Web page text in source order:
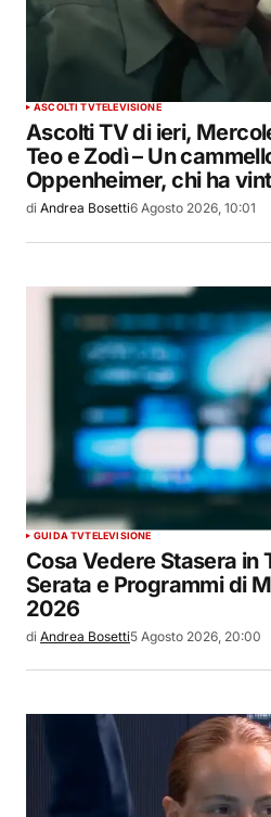
ASCOLTI TVTELEVISIONE
Ascolti TV di ieri,
Teo e Zodì – Un
Oppenheimer, chi ha
di Andrea Bosetti6 Agosto 2026, 10:01
GUIDA TVTELEVISIONE
Cosa Vedere Stasera in
Serata e Programmi di
2026
di Andrea Bosetti5 Agosto 2026, 20:00